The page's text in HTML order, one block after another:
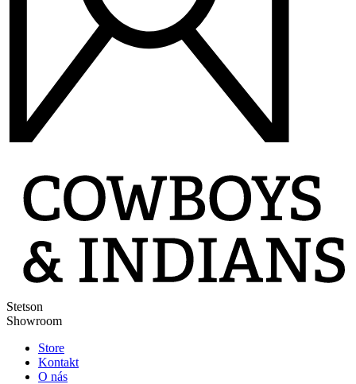
Stetson
Showroom
Store
Kontakt
O nás